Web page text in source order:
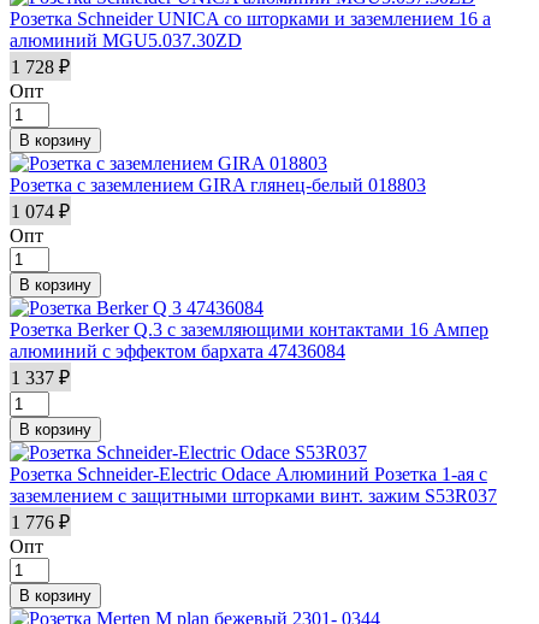
Розетка Schneider UNICA со шторками и заземлением 16 а
алюминий MGU5.037.30ZD
1 728 ₽
Опт
Розетка с заземлением GIRA глянец-белый 018803
1 074 ₽
Опт
Розетка Berker Q.3 с заземляющими контактами 16 Ампер
алюминий с эффектом бархата 47436084
1 337 ₽
Розетка Schneider-Electric Odace Алюминий Розетка 1-ая с
заземлением с защитными шторками винт. зажим S53R037
1 776 ₽
Опт